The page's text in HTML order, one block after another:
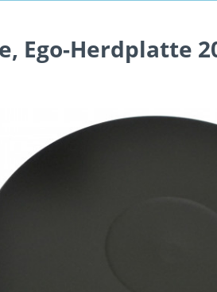
Ego-Herdplatte